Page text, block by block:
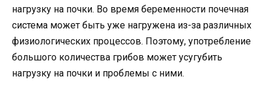
нагрузку на почки. Во время беременности почечная
система может быть уже нагружена из-за различных
физиологических процессов. Поэтому, употребление
большого количества грибов может усугубить
нагрузку на почки и проблемы с ними.